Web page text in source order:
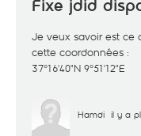
Fixe jdid
Je veux savoir est ce
cette coordonnées :
37°16'40"N 9°51'12"E
Hamdi il y a